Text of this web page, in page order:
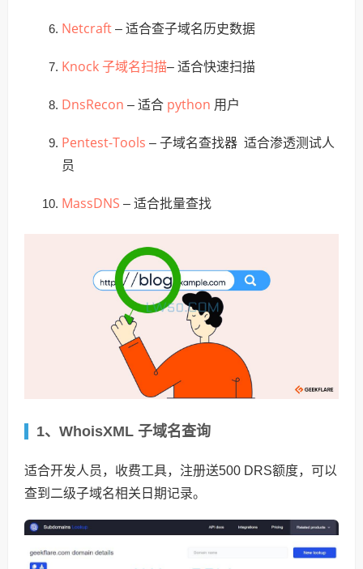
Netcraft – 适合查子域名历史数据
Knock 子域名扫描– 适合快速扫描
DnsRecon – 适合 python 用户
Pentest-Tools – 子域名查找器 适合渗透测试人
员
MassDNS – 适合批量查找
1、WhoisXML 子域名查询
适合开发人员，收费工具，注册送500 DRS额度，可以
查到二级子域名相关日期记录。